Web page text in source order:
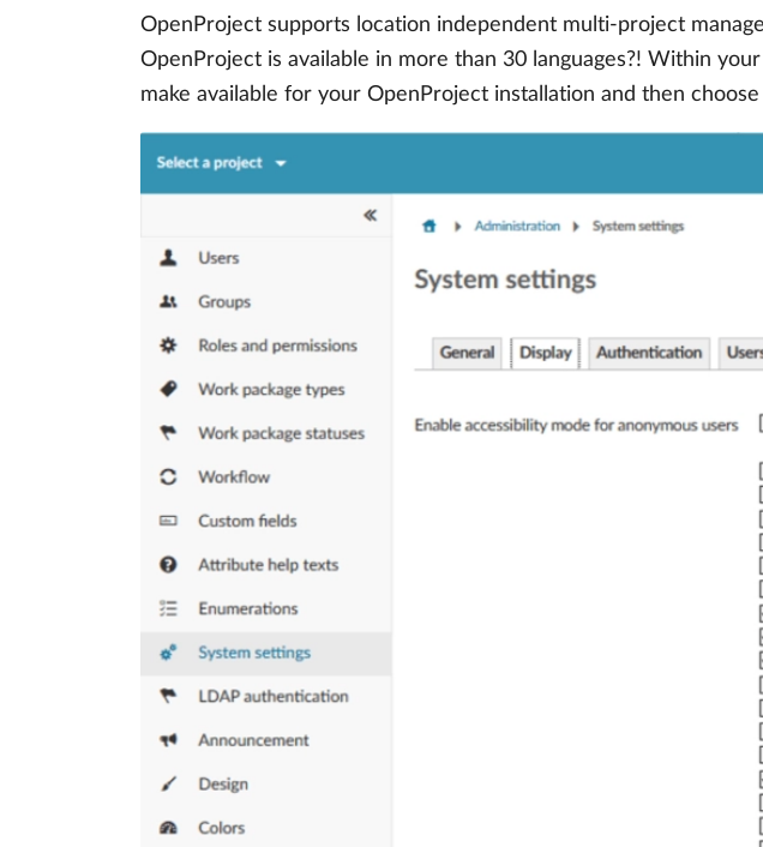
OpenProject supports location independent multi-project
OpenProject is available in more than 30 languages?! Within
make available for your OpenProject installation and then